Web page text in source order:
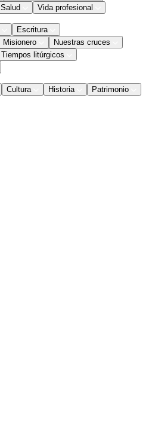
Salud Vida profesional
Escritura
Misionero
Nuestras cruces
Tiempos litúrgicos
Cultura Historia
Patrimonio